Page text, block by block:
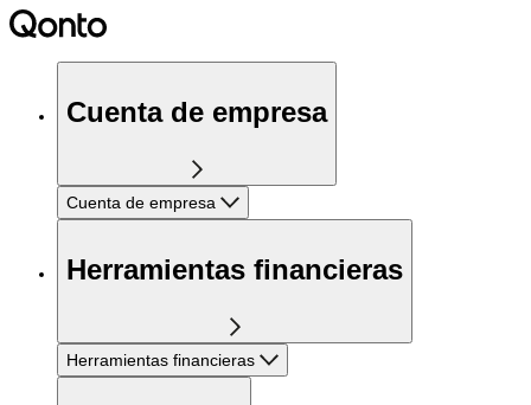
Cuenta de empresa
Cuenta de empresa
Herramientas financieras
Herramientas financieras